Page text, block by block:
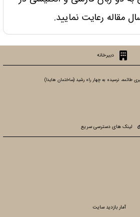
مقاله رعایت نمایید.
دبیرخانه
طائمه، نرسیده به چهار راه رشید (ساختمان هایدا)
لینک های دسترسی سریع
آمار بازدید سایت